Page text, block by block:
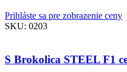
Prihláste sa pre zobrazenie ceny
SKU: 0203
S Brokolica STEEL F1